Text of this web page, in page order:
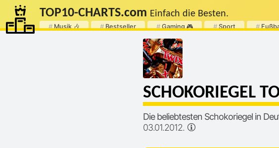
TOP10-CHARTS.com Einfach die Besten.
# Musik 🎶 # Bestseller # Gaming 🎮 # Sport #
SCHOKORIEGEL
Die beliebtesten Schokoriegel in
03.01.2012.